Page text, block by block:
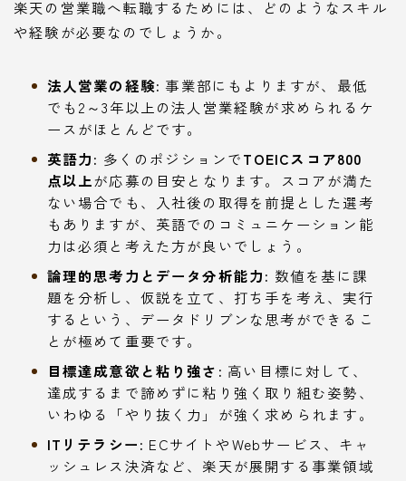
楽天の営業職へ転職するためには、どのようなスキル
や経験が必要なのでしょうか。
法人営業の経験: 事業部にもよりますが、最低
でも2～3年以上の法人営業経験が求められるケ
ースがほとんどです。
英語力: 多くのポジションでTOEICスコア800
点以上が応募の目安となります。スコアが満た
ない場合でも、入社後の取得を前提とした選考
もありますが、英語でのコミュニケーション能
力は必須と考えた方が良いでしょう。
論理的思考力とデータ分析能力: 数値を基に課
題を分析し、仮説を立て、打ち手を考え、実行
するという、データドリブンな思考ができるこ
とが極めて重要です。
目標達成意欲と粘り強さ: 高い目標に対して、
達成するまで諦めずに粘り強く取り組む姿勢、
いわゆる「やり抜く力」が強く求められます。
ITリテラシー: ECサイトやWebサービス、キャ
ッシュレス決済など、楽天が展開する事業領域